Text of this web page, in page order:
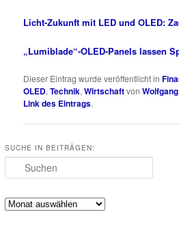
Licht-Zukunft mit LED und OLED:
„Lumiblade“-OLED-Panels lassen
Dieser Eintrag wurde veröffentlicht in
OLED,Technik,Wirtschaftvon
Link des Eintrags.
SUCHE IN BEITRÄGEN:
Suchen